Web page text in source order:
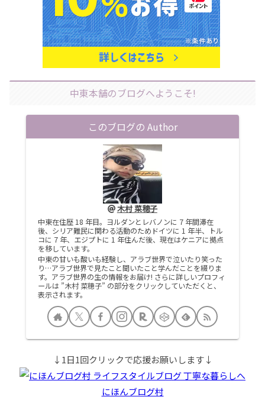
中東本舗のブログへようこそ!
このブログの Author
木村 菜穂子
中東在住歴 18 年目。ヨルダンとレバノンに 7 年間滞在
後、シリア難民に関わる活動のためドイツに 1 年半、トル
コに 7 年、エジプトに 1 年住んだ後、現在はケニアに拠点
を移しています。
中東の甘いも酸いも経験し、アラブ世界で泣いたり笑った
り…アラブ世界で見たこと聞いたこと学んだことを綴りま
す。アラブ世界の生の情報をお届け! さらに詳しいプロフィ
ールは ”木村 菜穂子” の部分をクリックしていただくと、
表示されます。
↓1日1回クリックで応援お願いします↓
にほんブログ村